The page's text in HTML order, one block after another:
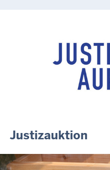
Justiz der Zukunft gemeinsam
zieht positive Bilanz des
der Justizvollzugsschule NRW
RechtSpecial - Schiedsleute
Justizauktion